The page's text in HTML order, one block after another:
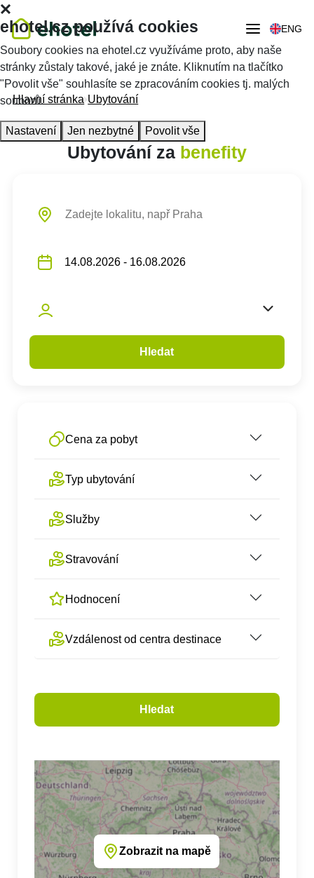
ENG
Hlavní stránka Ubytování
Ubytování za benefity
Hledat
Cena za pobyt
Typ ubytování
Služby
Stravování
Hodnocení
Vzdálenost od centra destinace
Hledat
Zobrazit na mapě
ehotel.cz používá cookies
Soubory cookies na ehotel.cz využíváme proto, aby naše
stránky zůstaly takové, jaké je znáte. Kliknutím na tlačítko
"Povolit vše" souhlasíte se zpracováním cookies tj. malých
souborů.
Nastavení Jen nezbytné Povolit vše